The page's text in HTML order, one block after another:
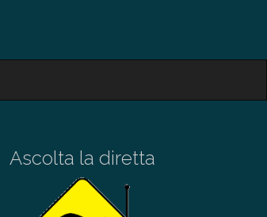
Ascolta la diretta